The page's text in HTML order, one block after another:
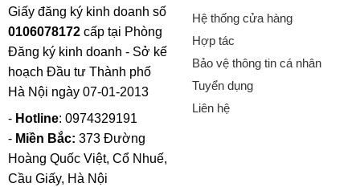
Giấy đăng ký kinh doanh số
0106078172cấp tại Phòng
Đăng ký kinh doanh - Sở kế
hoạch Đầu tư Thành phố
Hà Nội ngày 07-01-2013
- Hotline: 0974329191
- Miền Bắc: 373 Đường
Hoàng Quốc Việt, Cổ Nhuế,
Cầu Giấy, Hà Nội
Hệ thống cửa hàng
Hợp tác
Bảo vệ thông tin cá nhân
Tuyển dụng
Liên hệ